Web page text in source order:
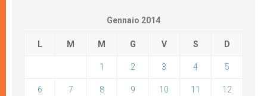
Gennaio 2014
L M M G V S D
1 2 3 4 5
6 7 8 9 10 11 12